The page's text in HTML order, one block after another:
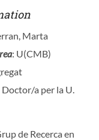
Marta
: U(CMB)
Doctor/a per la U.
de Recerca en